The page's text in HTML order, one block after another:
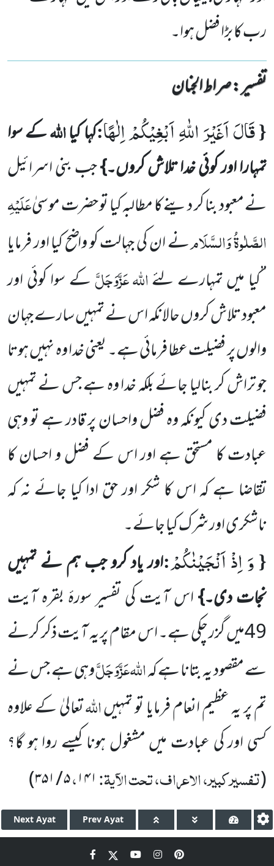
رب کا بڑا فضل ہوا۔
تفسیر : ‎صراط الجنان
{قَالَ اَغَیْرَ اللّٰهِ اَبْغِیْكُمْ اِلٰهًا:کہا کیااللہکے سوا
تمہارا اور کوئی خدا تلاش کروں۔}جب بنی اسرائیل
نے معبود بناکردینے کا مطالبہ کیا تو حضرت موسیٰعَلَیْہِ
الصَّلٰوۃُ وَالسَّلَامنے ان کی جہالت کو واضح کیا اور فرمایا
’’کیا میں تمہارے لئےاللہعَزَّوَجَلَّکے سوا کوئی اور
معبود تلاش کروں حالانکہ اس نے تمہیں سارے جہان
والوں پر فضیلت عطا فرمائی ہے۔ یعنی خدا وہ نہیں ہوتا
جو تراش کر بنالیا جائے بلکہ خدا وہ ہے جس نے تمہیں
فضیلت دی کیونکہ وہ فضل واحسان پر قادر ہے تو وہی
عبادتکا مستحق ہے اور اس کے فضل و احسان کا
تقاضا ہے کہ اس کا شکر اور حق ادا کیا جائے نہ کہ
ناشکری اور شرک کیا جائے۔
{وَ اِذْ اَنْجَیْنٰكُمْ:اور یاد کرو جب ہم نے تمہیں
نجات دی۔}اس آیت کی تفسیر سورۂ بقرہ آیت
49میں گزر چکی ہے۔ اس مقام پر یہ آیت ذکر کرنے
سے مقصود یہ بتانا ہے کہاللہعَزَّوَجَلَّوہی ہے جس نے
تم پر یہ عظیم انعام فرمایا تو تمہیںاللہتعالیٰ کے علاوہ
کسی اور کی عبادت میں مشغول ہونا کیسے روا ہو گا؟
(تفسیر کبیر، الاعراف، تحت الآیۃ:۱۴۱،۵/۳۵۱)
Next Ayat Prev Ayat